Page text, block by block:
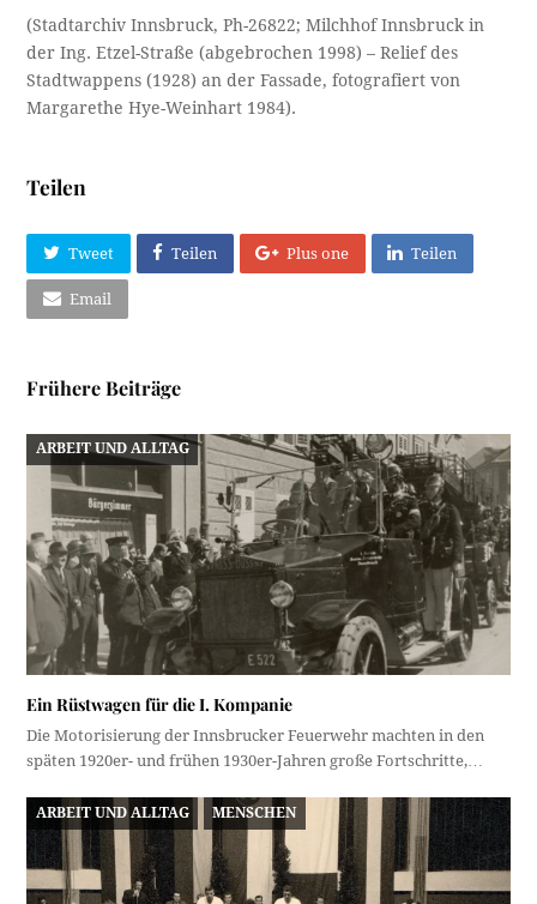
(Stadtarchiv Innsbruck, Ph-26822; Milchhof Innsbruck in
der Ing. Etzel-Straße (abgebrochen 1998) – Relief des
Stadtwappens (1928) an der Fassade, fotografiert von
Margarethe Hye-Weinhart 1984).
Teilen
Tweet Teilen Plus one Teilen
Email
Frühere Beiträge
ARBEIT UND ALLTAG
Ein Rüstwagen für die I. Kompanie
Die Motorisierung der Innsbrucker Feuerwehr machten in den
späten 1920er- und frühen 1930er-Jahren große Fortschritte,…
ARBEIT UND ALLTAG MENSCHEN